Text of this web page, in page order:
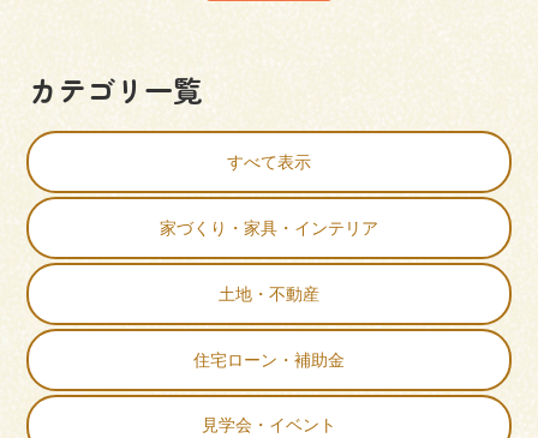
カテゴリ一覧
すべて表示
家づくり・家具・インテリア
土地・不動産
住宅ローン・補助金
見学会・イベント